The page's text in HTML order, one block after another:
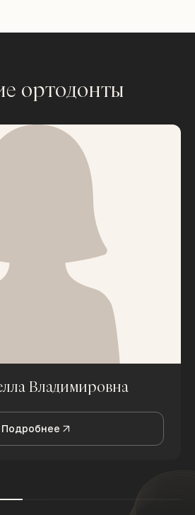
ортодонты
Владимировна
Подробнее